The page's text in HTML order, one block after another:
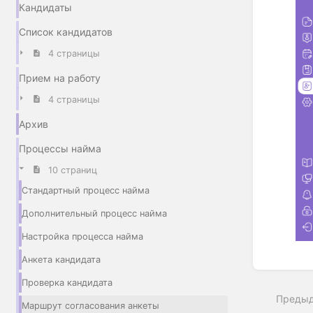
Кандидаты
Список кандидатов
4 страницы
Прием на работу
4 страницы
Архив
Процессы найма
10 страниц
Стандартный процесс найма
Дополнительный процесс найма
Настройка процесса найма
Анкета кандидата
Проверка кандидата
Маршрут согласования анкеты